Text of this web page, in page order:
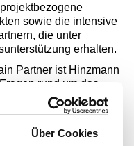
Über Cookies
sowie die intensive
die unter
erhalten.
Partner ist Hinzmann
rund um das
Development Manager
der Herstellung von
Nutzen aus der
bandbeschichteten